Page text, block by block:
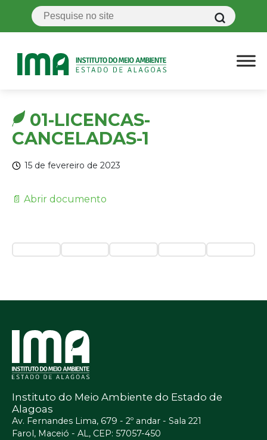
01-LICENCAS-
CANCELADAS-1
15 de fevereiro de 2023
📄 Abrir documento
Instituto do Meio Ambiente do Estado de
Alagoas
Av. Fernandes Lima, 679 - 2º andar - Sala 221
Farol, Maceió - AL, CEP: 57057-450